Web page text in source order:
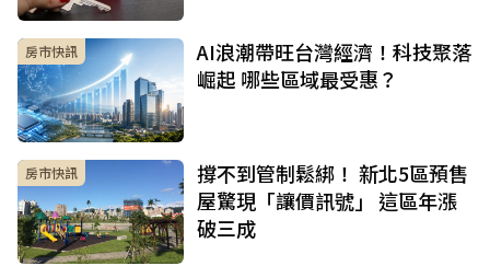
房市快訊
AI浪潮帶旺台灣經濟！科技聚落
崛起 哪些區域最受惠？
房市快訊
撐不到管制鬆綁！ 新北5區預售
屋驚現「讓價訊號」 這區年漲
破三成